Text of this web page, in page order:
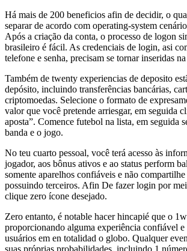
Há mais de 200 beneficios afin de decidir, o
separar de acordo com operating-system
Após a criação da conta, o processo de logon
brasileiro é fácil. As credenciais de login, asi
telefone e senha, precisam se tornar inseridas
Também de twenty experiencias de deposito
depósito, incluindo transferências bancárias,
criptomoedas. Selecione o formato de
valor que você pretende arriesgar, em seguida
aposta”. Comence futebol na lista, em seguida
banda e o jogo.
No teu cuarto pessoal, você terá acesso às
jogador, aos bônus ativos e ao status perform
somente aparelhos confiáveis e não
possuindo terceiros. Afin De fazer login por
clique zero ícone desejado.
Zero entanto, é notable hacer hincapié que o
proporcionando alguma experiência confiável e
usuários em en totalidad o globo. Qualquer
suas próprias probabilidades, incluindo 1